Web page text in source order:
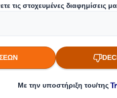
βιώσιμοι,
μία από τις
κοινότητα είναι
μας.